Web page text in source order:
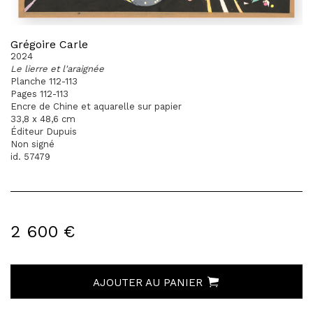
Grégoire Carle
2024
Le lierre et l'araignée
Planche 112-113
Pages 112-113
Encre de Chine et aquarelle sur papier
33,8 x 48,6 cm
Éditeur Dupuis
Non signé
id. 57479
2 600 €
AJOUTER AU PANIER